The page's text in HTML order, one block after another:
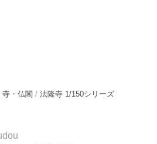
寺・仏閣 / 法隆寺 1/150シリーズ